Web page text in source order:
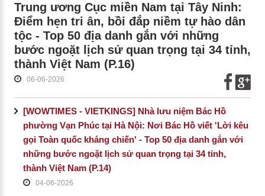
Trung ương Cục miền Nam tại Tây Ninh:
Điểm hẹn tri ân, bồi đắp niềm tự hào dân
tộc - Top 50 địa danh gắn với những
bước ngoặt lịch sử quan trọng tại 34 tỉnh,
thành Việt Nam (P.16)
06-06-2026
[WOWTIMES - VIETKINGS] Nhà lưu niệm Bác Hồ
phường Vạn Phúc tại Hà Nội: Nơi Bác Hồ viết 'Lời kêu
gọi Toàn quốc kháng chiến' - Top 50 địa danh gắn với
những bước ngoặt lịch sử quan trọng tại 34 tỉnh,
thành Việt Nam (P.14)
04-06-2026